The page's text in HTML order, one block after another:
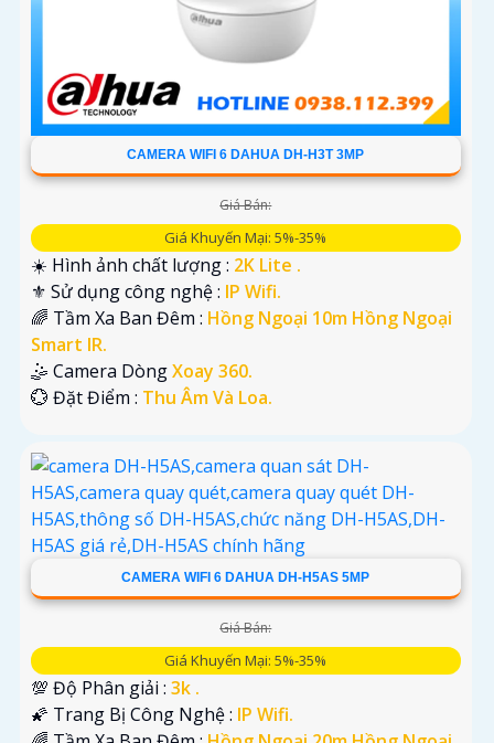
CAMERA WIFI 6 DAHUA DH-H3T 3MP
Giá Bán:
Giá Khuyến Mại: 5%-35%
☀️ Hình ảnh chất lượng : 2K Lite .
⚜️ Sử dụng công nghệ : IP Wifi.
🌈 Tầm Xa Ban Đêm : Hồng Ngoại 10m Hồng Ngoại
Smart IR.
🤹 Camera DòngXoay 360.
️💮 Đặt Điểm : Thu Âm Và Loa.
CAMERA WIFI 6 DAHUA DH-H5AS 5MP
Giá Bán:
Giá Khuyến Mại: 5%-35%
💯 Độ Phân giải : 3k .
🌠 Trang Bị Công Nghệ : IP Wifi.